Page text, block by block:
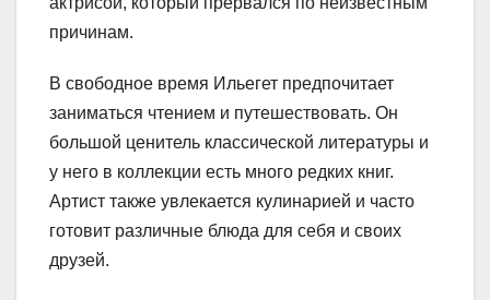
причинам.
В свободное время Ильегет предпочитает
заниматься чтением и путешествовать. Он
большой ценитель классической литературы и
у него в коллекции есть много редких книг.
Артист также увлекается кулинарией и часто
готовит различные блюда для себя и своих
друзей.